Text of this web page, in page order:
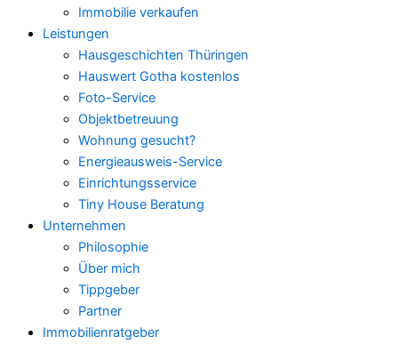
Immobilie verkaufen
Leistungen
Hausgeschichten Thüringen
Hauswert Gotha kostenlos
Foto-Service
Objektbetreuung
Wohnung gesucht?
Energieausweis-Service
Einrichtungsservice
Tiny House Beratung
Unternehmen
Philosophie
Über mich
Tippgeber
Partner
Immobilienratgeber